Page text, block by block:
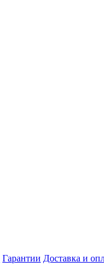
Гарантии Доставка и